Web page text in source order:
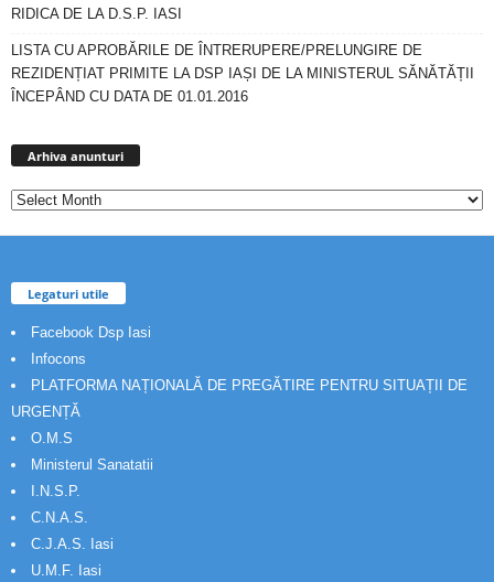
RIDICA DE LA D.S.P. IASI
LISTA CU APROBĂRILE DE ÎNTRERUPERE/PRELUNGIRE DE
REZIDENȚIAT PRIMITE LA DSP IAȘI DE LA MINISTERUL SĂNĂTĂȚII
ÎNCEPÂND CU DATA DE 01.01.2016
Arhiva anunturi
Legaturi utile
Facebook Dsp Iasi
Infocons
PLATFORMA NAȚIONALĂ DE PREGĂTIRE PENTRU SITUAȚII DE
URGENȚĂ
O.M.S
Ministerul Sanatatii
I.N.S.P.
C.N.A.S.
C.J.A.S. Iasi
U.M.F. Iasi